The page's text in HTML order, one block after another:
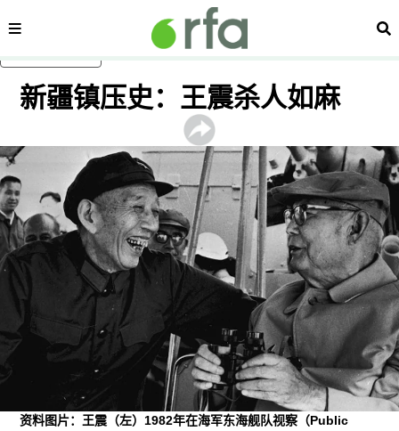
内容分类 搜
新疆镇压史：王震杀人如麻
资料图片：王震（左）1982年在海军东海舰队视察（Public